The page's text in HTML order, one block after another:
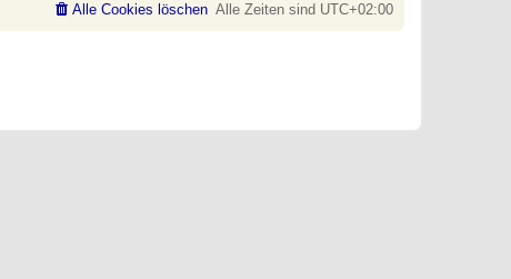
Alle Zeiten sind UTC+02:00
Alle Cookies löschen